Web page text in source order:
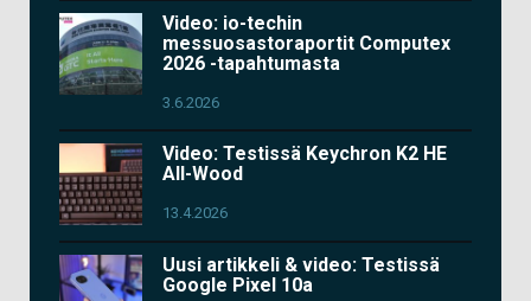
Video: io-techin
messuosastoraportit Computex
2026 -tapahtumasta
3.6.2026
Video: Testissä Keychron K2 HE
All-Wood
13.4.2026
Uusi artikkeli & video: Testissä
Google Pixel 10a